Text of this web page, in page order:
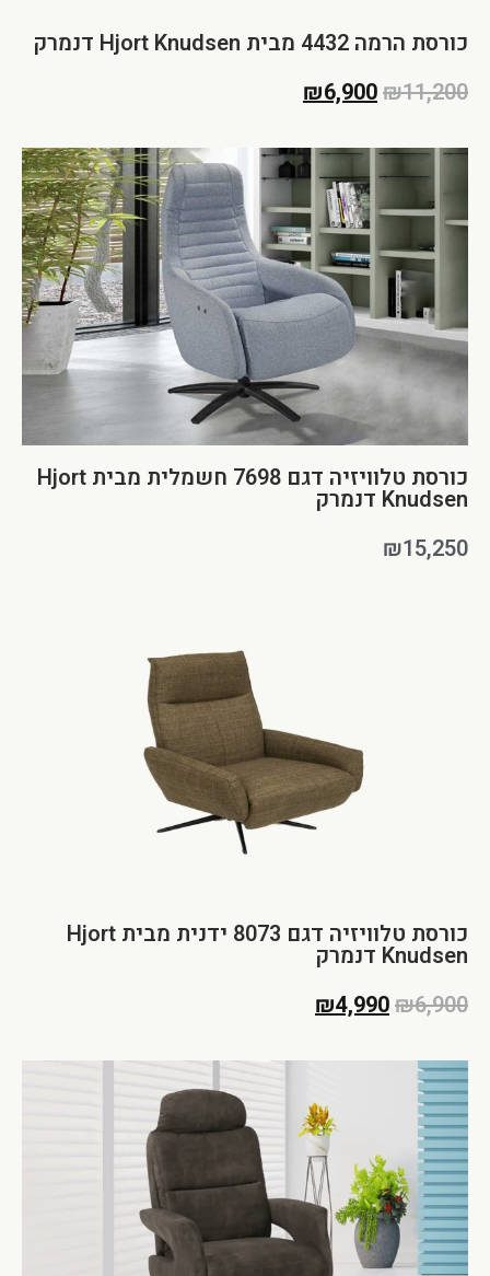
כורסת הרמה 4432 מבית Hjort Knudsen דנמרק
₪11,200
₪6,900
כורסת טלוויזיה דגם 7698 חשמלית מבית Hjort
Knudsen דנמרק
₪15,250
כורסת טלוויזיה דגם 8073 ידנית מבית Hjort
Knudsen דנמרק
₪6,900
₪4,990